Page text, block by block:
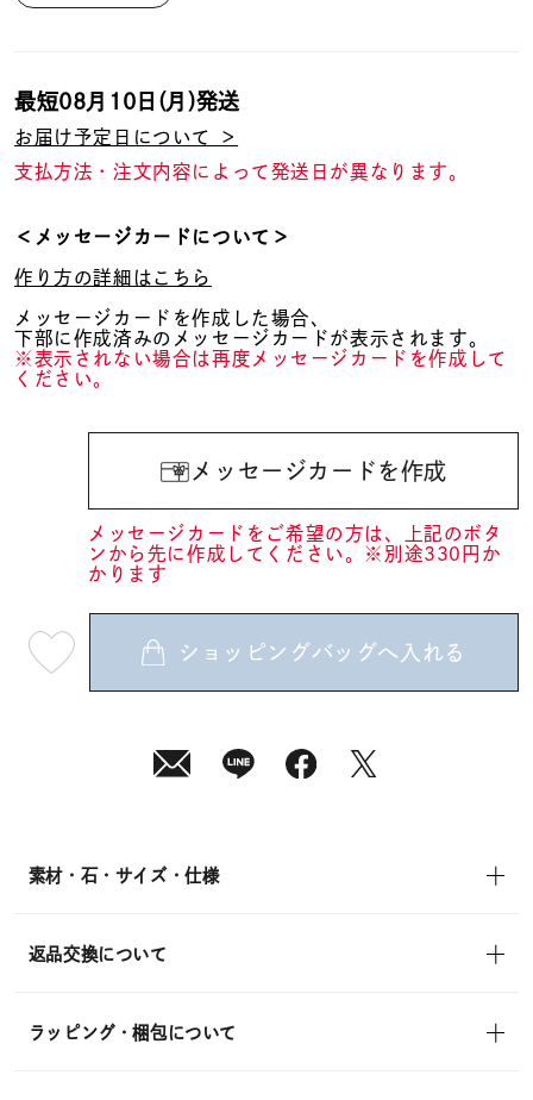
最短08月10日(月)発送
お届け予定日について ＞
支払方法・注文内容によって発送日が異なります。
＜メッセージカードについて＞
作り方の詳細はこちら
メッセージカードを作成した場合、
下部に作成済みのメッセージカードが表示されます。
※表示されない場合は再度メッセージカードを作成して
ください。
メッセージカードを作成
メッセージカードをご希望の方は、上記のボタ
ンから先に作成してください。※別途330円か
かります
08
ショッピングバッグへ入れる
素材・石・サイズ・仕様
返品交換について
ラッピング・梱包について